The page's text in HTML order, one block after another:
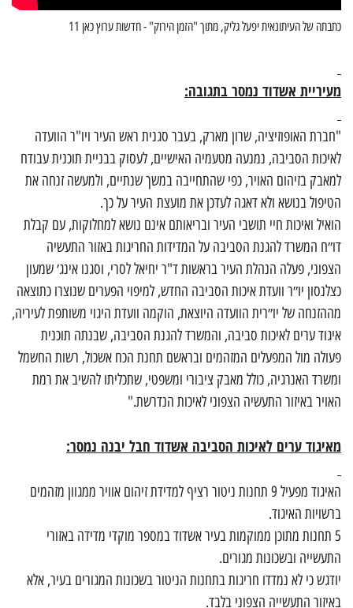
כתבתה של העיתונאית יפעל גליק, מתוך "הזמן הירוק" - חדשות ערוץ כאן 11
מעיריית אשדוד נמסר בתגובה:
"חברת האופוזיציה, שרון מארק, בעבר סגנית ראש העיר ויו"ר הוועדה
לאיכות הסביבה, נמנעה מטעמיה האישיים, לעסוק בבניית תוכנית עבודח
למאבק בזיהום האויר, כפי שהתחייבה במשך שנתיים, ולמעשה זנחה את
הטיפול בנושא ולא דאגה לעדכן את מועצת העיר על כך.
הואיל ואיכות חיי תושבי העיר ובריאותם אינם נושא למחלוקות, עם קבלת
דו״ח המשרד להגנת הסביבה על המדידות החריגות באזור התעשיה
הצפוני, פעלה הנהלת העיר בראשות ד"ר יחיאל לסרי, וסגנו אינג׳ שמעון
כצלנסון יו״ר וועדת איכות הסביבה החדש, למיפוי הפערים שנוצרו כתוצאה
מההזנחה של יו״רית הוועדה היוצאת, הוקמה וועדת היגוי משותפת לעיריה,
איגוד ערים לאיכות סביבה, והמשרד להגנת הסביבה, שבנתה תוכנית
פעולה מול המפעלים המזהמים ובראשם תחנת הכח אשכול, רשות החשמל
ומשרד האנרגיה, כולל מאבק ציבורי ומשפטי, שתכליתו להשיב את רמת
האויר באיזור התעשיה הצפוני לאיכות הנדרשת."
מאיגוד ערים לאיכות הסביבה אשדוד חבל יבנה נמסר:
האיגוד מפעיל 9 תחנות ניטור רציף למדידת זיהום אוויר ממגוון מזהמים
ברשויות האיגוד.
5 תחנות מתוכן ממוקמות בעיר אשדוד במספר מוקדי מדידה באזורי
התעשייה ובשכונות מגורים.
יודגש כי לא נמדדו חריגות בתחנות הניטור בשכונות המגורים בעיר, אלא
באיזור התעשייה הצפוני בלבד.